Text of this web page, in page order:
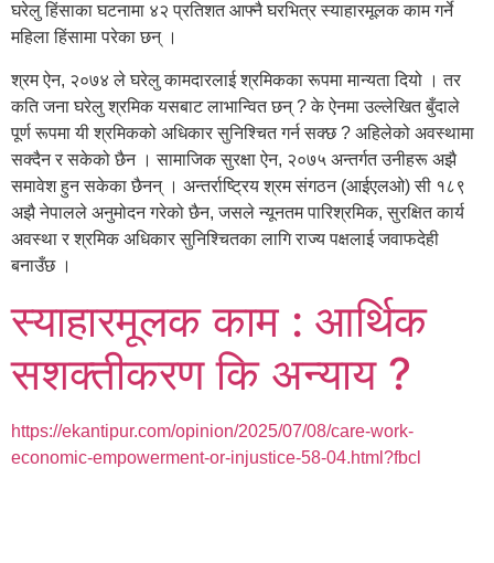
घरेलु हिंसाका घटनामा ४२ प्रतिशत आफ्नै घरभित्र स्याहारमूलक काम गर्ने
महिला हिंसामा परेका छन् ।
श्रम ऐन, २०७४ ले घरेलु कामदारलाई श्रमिकका रूपमा मान्यता दियो । तर
कति जना घरेलु श्रमिक यसबाट लाभान्वित छन् ? के ऐनमा उल्लेखित बुँदाले
पूर्ण रूपमा यी श्रमिकको अधिकार सुनिश्चित गर्न सक्छ ? अहिलेको अवस्थामा
सक्दैन र सकेको छैन । सामाजिक सुरक्षा ऐन, २०७५ अन्तर्गत उनीहरू अझै
समावेश हुन सकेका छैनन् । अन्तर्राष्ट्रिय श्रम संगठन (आईएलओ) सी १८९
अझै नेपालले अनुमोदन गरेको छैन, जसले न्यूनतम पारिश्रमिक, सुरक्षित कार्य
अवस्था र श्रमिक अधिकार सुनिश्चितका लागि राज्य पक्षलाई जवाफदेही
बनाउँछ ।
स्याहारमूलक काम : आर्थिक
सशक्तीकरण कि अन्याय ?
https://ekantipur.com/opinion/2025/07/08/care-work-
economic-empowerment-or-injustice-58-04.html?fbcl